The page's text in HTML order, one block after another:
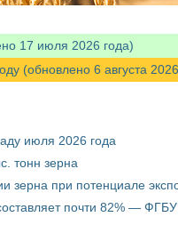
17 июля 2026 года)
(обновлено 6 августа
июля 2026 года
тонн зерна
зерна при потенциале
почти 82% —